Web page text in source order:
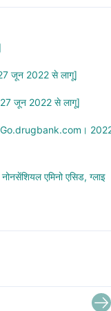
जून 2022 से लागू]
जून 2022 से लागू]
Go.drugbank.com।
एमिनो एसिड, ग्लाइ